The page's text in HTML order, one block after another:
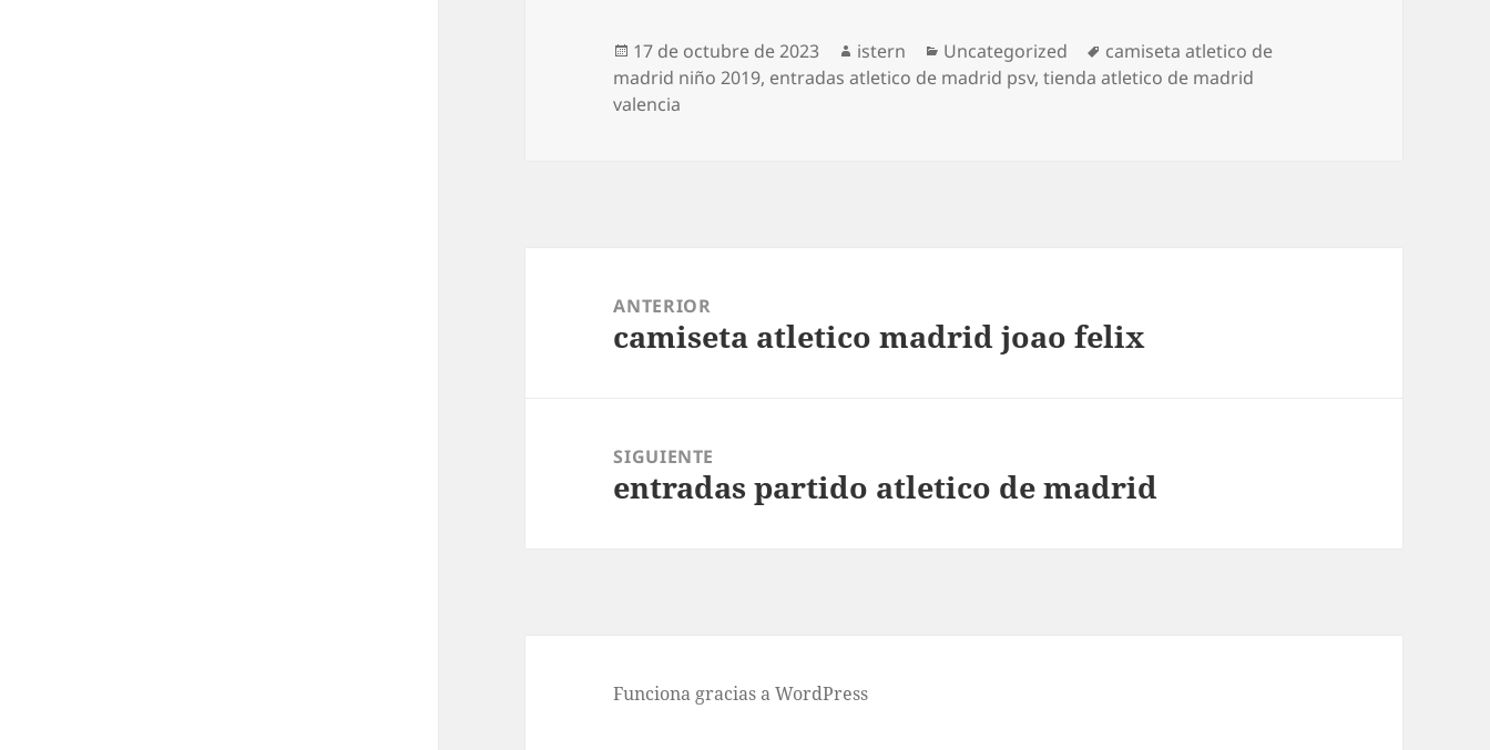
Publicado
el
17 de octubre de 2023 Autor
istern Categorías
Uncategorized Etiquetas
camiseta atletico de
madrid niño 2019, entradas atletico de madrid psv,tienda atletico de madrid
valencia
entradas
ANTERIOR
Entrada
camiseta atletico madrid joao felix
SIGUIENTE
Entrada
entradas partido atletico de madrid
Funciona gracias a WordPress